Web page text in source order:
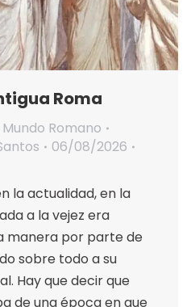
Roma
Mundo Romano
06/08/2026
la actualidad, en la
a la vejez era
manera por parte de
sobre todo a su
Hay que decir que
de una época en que